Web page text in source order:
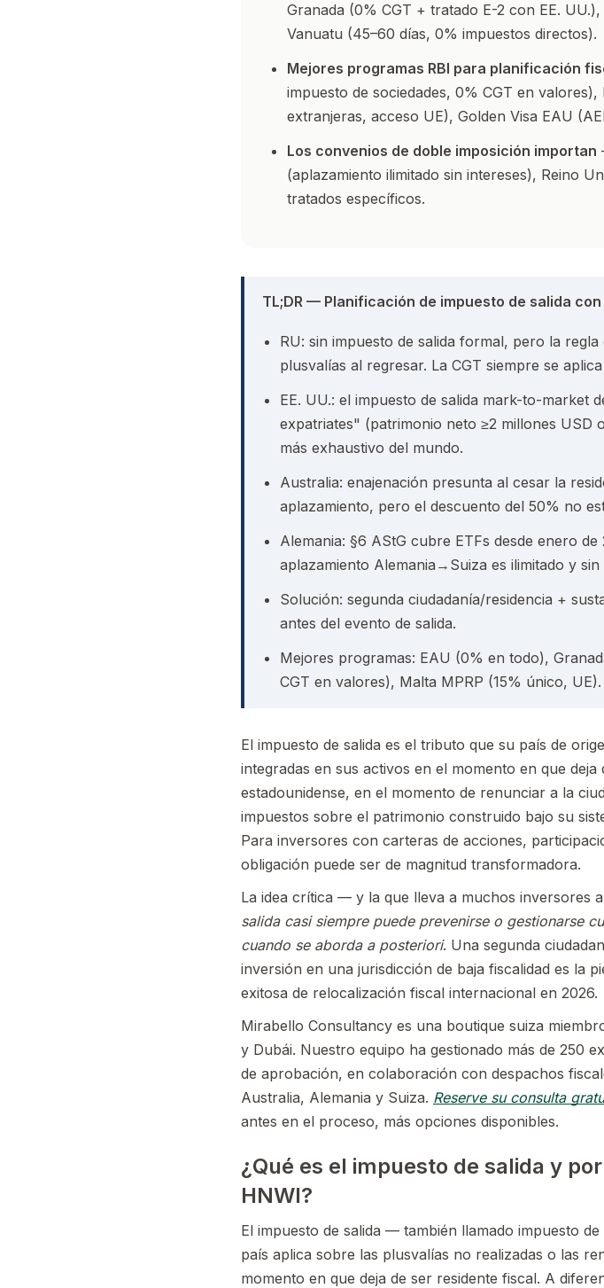
Granada (0% CGT + tratado E-2 con EE.
Vanuatu (45–60 días, 0% impuestos directos).
Mejores programas RBI para planificación
impuesto de sociedades, 0% CGT en
extranjeras, acceso UE), Golden Visa EAU
Los convenios de doble imposición importan
(aplazamiento ilimitado sin intereses), Reino
tratados específicos.
TL;DR — Planificación de impuesto de salida
RU: sin impuesto de salida formal, pero la
plusvalías al regresar. La CGT siempre se
EE. UU.: el impuesto de salida mark-to-market
expatriates" (patrimonio neto ≥2 millones USD
más exhaustivo del mundo.
Australia: enajenación presunta al cesar la
aplazamiento, pero el descuento del 50% no
Alemania: §6 AStG cubre ETFs desde enero
aplazamiento Alemania→Suiza es ilimitado y sin
Solución: segunda ciudadanía/residencia +
antes del evento de salida.
Mejores programas: EAU (0% en todo),
CGT en valores), Malta MPRP (15% único, UE).
El impuesto de salida es el tributo que su país de
integradas en sus activos en el momento en que
estadounidense, en el momento de renunciar a la
impuestos sobre el patrimonio construido bajo su
Para inversores con carteras de acciones,
obligación puede ser de magnitud transformadora.
La idea crítica — y la que lleva a muchos inversores
salida casi siempre puede prevenirse o gestionarse
cuando se aborda a posteriori. Una segunda
inversión en una jurisdicción de baja fiscalidad es la
exitosa de relocalización fiscal internacional en 2026.
Mirabello Consultancy es una boutique suiza
y Dubái. Nuestro equipo ha gestionado más de 250
de aprobación, en colaboración con despachos
Australia, Alemania y Suiza. Reserve su consulta
antes en el proceso, más opciones disponibles.
¿Qué es el impuesto de salida y
HNWI?
El impuesto de salida — también llamado impuesto
país aplica sobre las plusvalías no realizadas o las
momento en que deja de ser residente fiscal. A